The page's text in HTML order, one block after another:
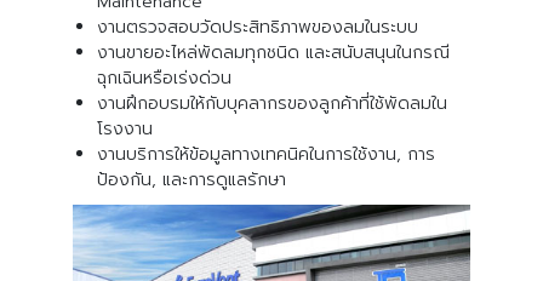
งานตรวจสอบวัดประสิทธิภาพของลมในระบบ
งานขายอะไหล่พัดลมทุกชนิด และสนับสนุนในกรณี
ฉุกเฉินหรือเร่งด่วน
งานฝึกอบรมให้กับบุคลากรของลูกค้าที่ใช้พัดลมใน
โรงงาน
งานบริการให้ข้อมูลทางเทคนิคในการใช้งาน, การ
ป้องกัน, และการดูแลรักษา